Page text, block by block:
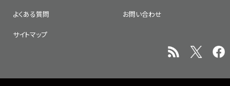
よくある質問 お問い合わせ
サイトマップ